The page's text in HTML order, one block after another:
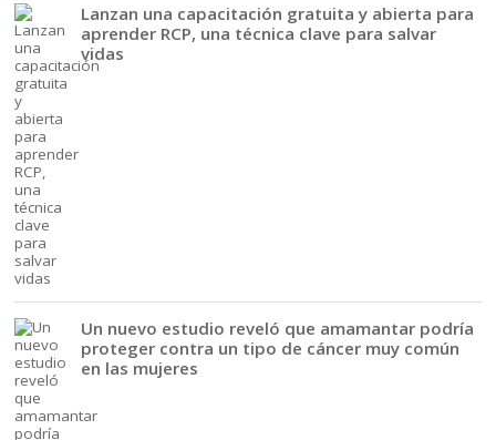
Lanzan una capacitación gratuita y abierta para
aprender RCP, una técnica clave para salvar
vidas
Un nuevo estudio reveló que amamantar podría
proteger contra un tipo de cáncer muy común
en las mujeres